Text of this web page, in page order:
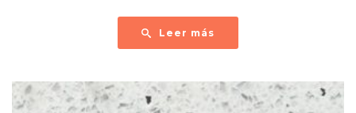
Leer más